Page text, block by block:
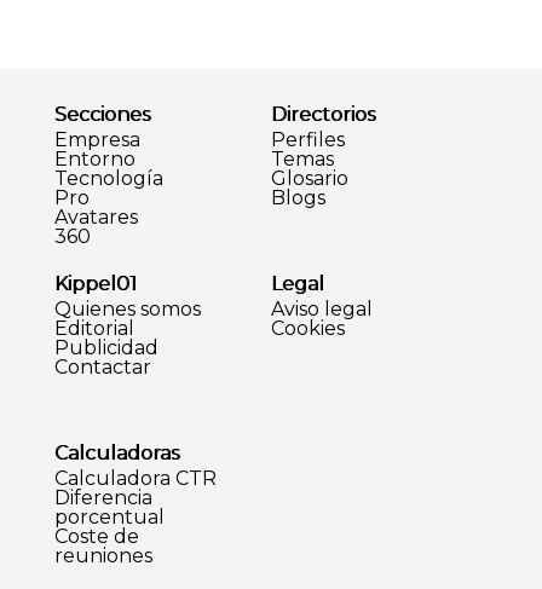
Secciones
Empresa
Entorno
Tecnología
Pro
Avatares
360
Directorios
Perfiles
Temas
Glosario
Blogs
Kippel01
Quienes somos
Editorial
Publicidad
Contactar
Legal
Aviso legal
Cookies
Calculadoras
Calculadora CTR
Diferencia
porcentual
Coste de
reuniones